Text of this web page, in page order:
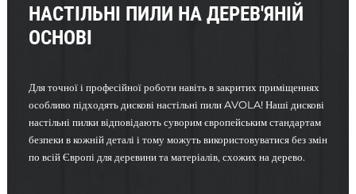
НАСТІЛЬНІ ПИЛИ НА ДЕРЕВ'ЯНІЙ
ОСНОВІ
Для точної і професійної роботи навіть в закритих приміщеннях
особливо підходять дискові настільні пили AVOLA! Наші дискові
настільні пилки відповідають суворим європейським стандартам
безпеки в кожній деталі і тому можуть використовуватися без змін
по всій Європі для деревини та матеріалів, схожих на дерево.